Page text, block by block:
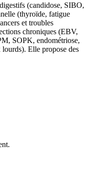
(candidose, SIBO,
(thyroïde, fatigue
et troubles
chroniques (EBV,
SOPK, endométriose,
Elle propose des